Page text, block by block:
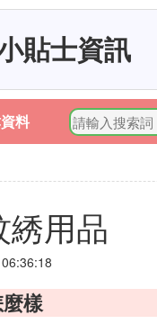
貼士資訊
料
用品
樣